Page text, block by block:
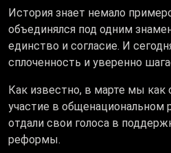
История знает немало
объединялся под одним
единство и согласие. И
сплоченность и уверенно
Как известно, в марте мы как
участие в общенациональном
отдали свои голоса в
реформы.